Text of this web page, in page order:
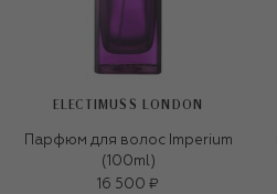
ELECTIMUSS LONDON
Парфюм для волос Imperium
(100ml)
16 500 ₽